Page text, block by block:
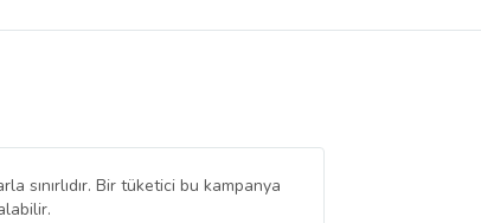
sınırlıdır. Bir tüketici bu kampanya